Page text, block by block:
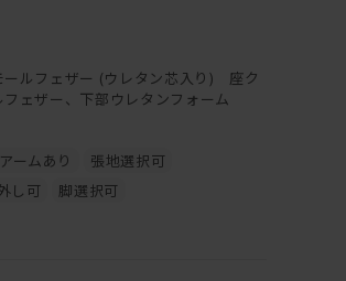
ールフェザー (ウレタン芯入り) 座ク
ェザー、下部ウレタンフォーム
アームあり
張地選択可
し可
脚選択可